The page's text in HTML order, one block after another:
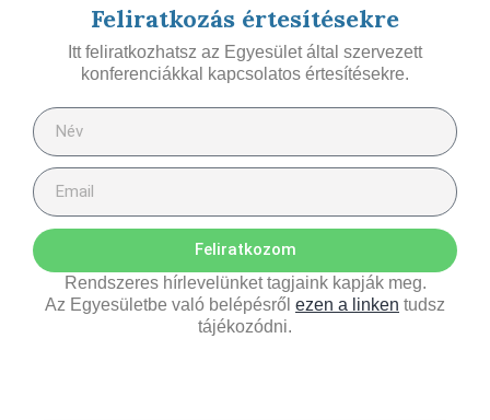
Feliratkozás értesítésekre
Itt feliratkozhatsz az Egyesület által szervezett
konferenciákkal kapcsolatos értesítésekre.
Feliratkozom
Rendszeres hírlevelünket tagjaink kapják meg.
Az Egyesületbe való belépésről ezen a linken tudsz
tájékozódni.